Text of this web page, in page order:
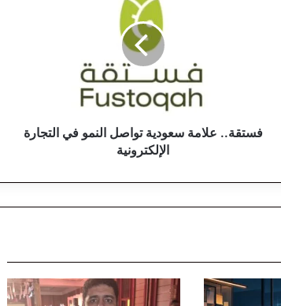
س
ة
ت
فستقة.. علامة سعودية تواصل النمو في التجارة
الإلكترونية